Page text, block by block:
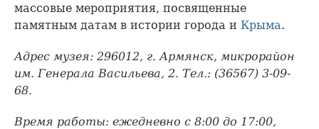
массовые мероприятия, посвященные
памятным датам в истории города и Крыма.
Адрес музея: 296012, г. Армянск, микрорайон
им. Генерала Васильева, 2. Тел.: (36567) 3-09-
68.
Время работы: ежедневно с 8:00 до 17:00,